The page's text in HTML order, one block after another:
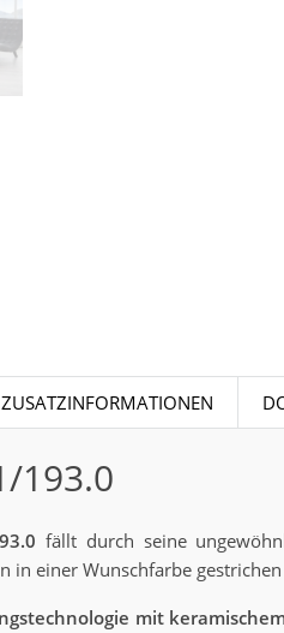
ZUSATZINFORMATIONEN
193.0
fällt durch seine
in einer Wunschfarbe
mit